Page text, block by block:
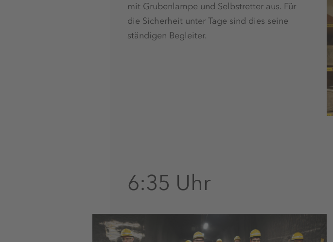
mit Grubenlampe und Selbstretter aus. Für
die Sicherheit unter Tage sind dies seine
ständigen Begleiter.
6:35 Uhr